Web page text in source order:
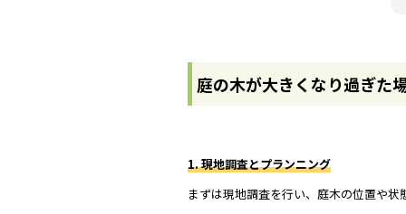
庭の木が大きくなり過ぎた
1. 現地調査とプランニング
まずは現地調査を行い、庭木の位置や状